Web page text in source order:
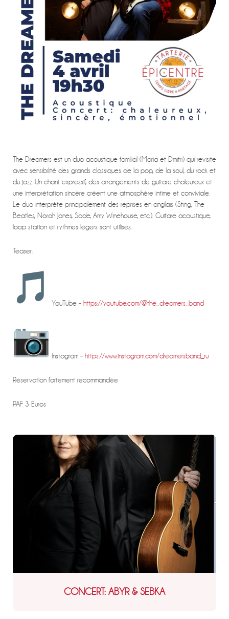
The Dreamers est un duo acoustique familial (Maria et Dmitri) qui revisite
avec sensibilité des grands classiques de la pop, de la soul, du rock et
du jazz. Un chant expressif, des arrangements de guitare chaleureux et
une interprétation sincère créent une atmosphère intime et conviviale.
Le duo interprète principalement des reprises en anglais (Sting, The
Beatles, Norah Jones, Sade, Amy Winehouse, etc.). Guitare acoustique,
loop station et rythmes légers sont utilisés.
Teaser:
YouTube – https://youtube.com/@the_dreamers_band
Instagram – https://www.instagram.com/dreamersband_ru
Réservation fortement recommandée
PAF 3 Euros
CONCERT: ABYR & SEBKA